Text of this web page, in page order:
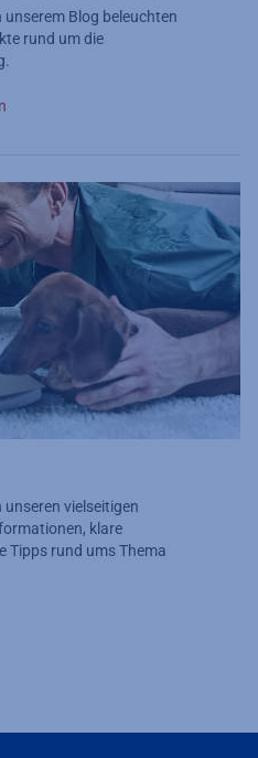
Blog beleuchten
rund um die
vielseitigen
klare
Tipps rund ums Thema